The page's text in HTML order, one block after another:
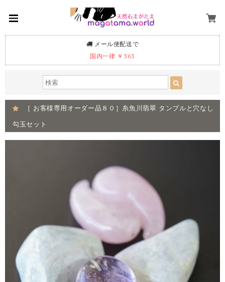
メール便配送で
国内一律 ￥363
［ お客様専用オーダー品８０］糸魚川翡翠 タンブルと穴なし
勾玉セット